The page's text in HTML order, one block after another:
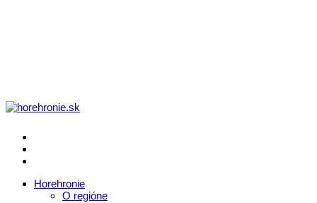
Horehronie
O regióne